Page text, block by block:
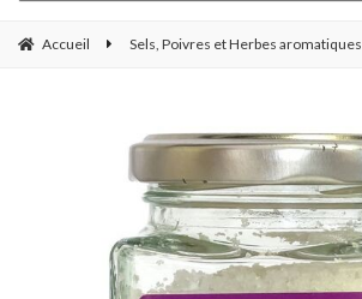
Accueil Sels, Poivres et Herbes aromatiques